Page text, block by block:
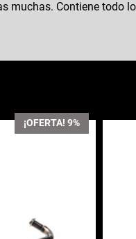
muchas. Contiene todo
¡OFERTA! 9%